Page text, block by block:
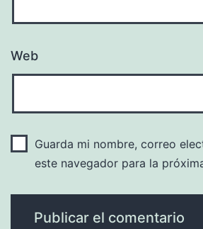
Web
Guarda mi nombre, correo
este navegador para la